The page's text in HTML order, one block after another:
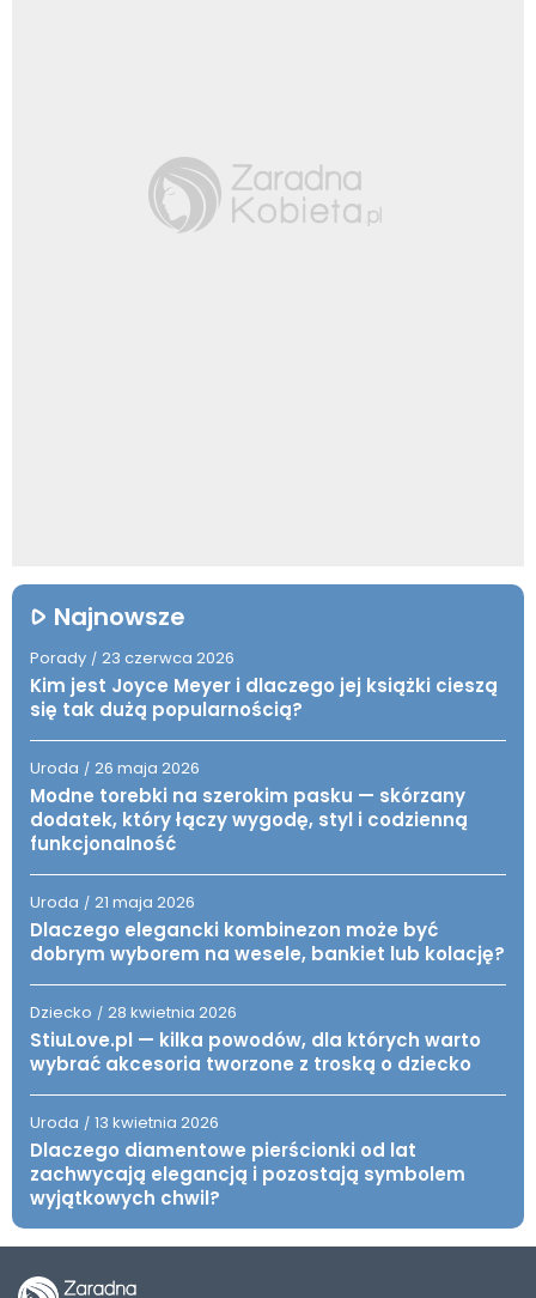
Najnowsze
Porady / 23 czerwca 2026
Kim jest Joyce Meyer i dlaczego jej książki cieszą
się tak dużą popularnością?
Uroda / 26 maja 2026
Modne torebki na szerokim pasku — skórzany
dodatek, który łączy wygodę, styl i codzienną
funkcjonalność
Uroda / 21 maja 2026
Dlaczego elegancki kombinezon może być
dobrym wyborem na wesele, bankiet lub kolację?
Dziecko / 28 kwietnia 2026
StiuLove.pl — kilka powodów, dla których warto
wybrać akcesoria tworzone z troską o dziecko
Uroda / 13 kwietnia 2026
Dlaczego diamentowe pierścionki od lat
zachwycają elegancją i pozostają symbolem
wyjątkowych chwil?